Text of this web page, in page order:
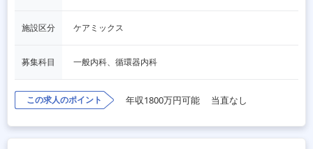
施設区分 ケアミックス
募集科目 一般内科、循環器内科
この求人のポイント 年収1800万円可能 当直なし